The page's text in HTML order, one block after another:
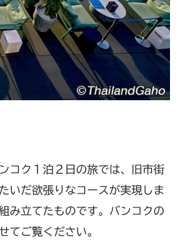
コク１泊２日の旅では、旧市街
いだ欲張りなコースが実現しま
み立てたものです。バンコクの
てご覧ください。